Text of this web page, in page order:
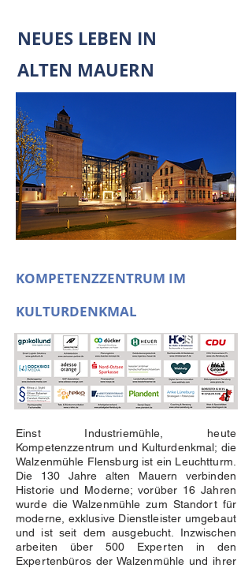
NEUES LEBEN IN
ALTEN MAUERN
KOMPETENZZENTRUM IM
KULTURDENKMAL
Einst Industriemühle, heute
Kompetenzzentrum und Kulturdenkmal; die
Walzenmühle Flensburg ist ein Leuchtturm.
Die 130 Jahre alten Mauern verbinden
Historie und Moderne; vorüber 16 Jahren
wurde die Walzenmühle zum Standort für
moderne, exklusive Dienstleister umgebaut
und ist seit dem ausgebucht. Inzwischen
arbeiten über 500 Experten in den
Expertenbüros der Walzenmühle und ihrer